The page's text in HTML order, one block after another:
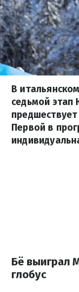
В
седьмой этап
Первой в
Бё выиграл
глобус